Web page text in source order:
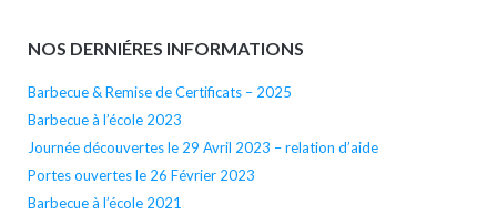
NOS DERNIÉRES INFORMATIONS
Barbecue & Remise de Certificats – 2025
Barbecue à l’école 2023
Journée découvertes le 29 Avril 2023 – relation d’aide
Portes ouvertes le 26 Février 2023
Barbecue à l’école 2021